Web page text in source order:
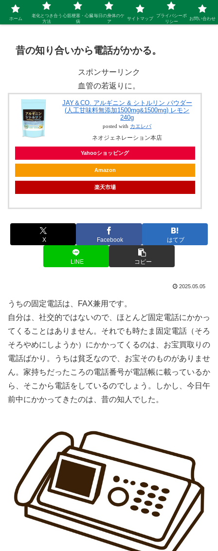
シニア 新しい人生を開拓するブログ
昔の知り合いから電話がかかる。
スポンサーリンク
血管の若返りに。
JAY＆CO. アルギニン & シトルリン パウダー
(人工甘味料無添加1500mg&1500mg) レモン
240g
posted with カエレバ
ネオジェネレーション本店
Yahooショッピング
Amazon
楽天市場
X Facebook はてブ
LINE コピー
2025.05.05
うちの固定電話は、FAX兼用です。
自分は、社交的ではないので、ほとんど固定電話にかかっ
てくることはありません。それでも時たま固定電話（そろ
そろやめにしようか）にかかってくるのは、お宝買取りの
電話ばかり。うちは貧乏なので、お宝そのものがありませ
ん。家持ちだったころの電話番号が電話帳に載っているか
ら、そこから電話をしているのでしょう。しかし、今日午
前中にかかってきたのは、昔の知人でした。
ホーム
老化とつき合う
方法
心筋梗塞・心臓
病
毎日の身体のケ
ア
サイトマップ
プライバシーポ
リシー
お問い合わせ